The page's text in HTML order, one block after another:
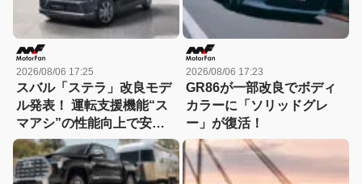
2026/08/06 17:25
スバル「ステラ」改良モデ
ル発表！ 運転支援機能“ス
マアシ”の性能向上で安心
感さらにアップ
2026/08/06 17:23
GR86が一部改良でボディ
カラーに「ソリッドグレ
ー」が復活！